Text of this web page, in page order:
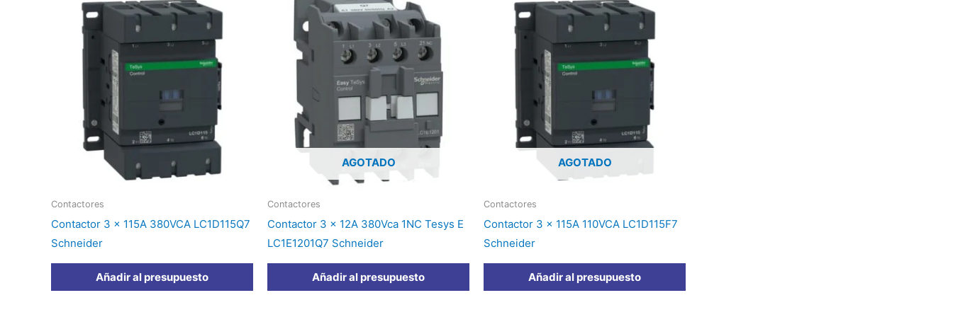
Contactores
Contactor 3 x 115A 380VCA LC1D115Q7
Schneider
Añadir al presupuesto
AGOTADO
Contactores
Contactor 3 x 12A 380Vca 1NC Tesys E
LC1E1201Q7 Schneider
Añadir al presupuesto
AGOTADO
Contactores
Contactor 3 x 115A 110VCA LC1D115F7
Schneider
Añadir al presupuesto